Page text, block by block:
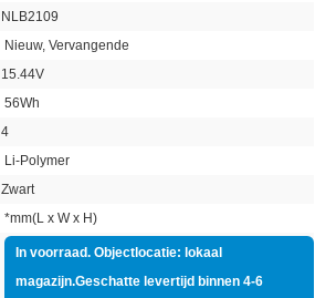
NLB2109
Nieuw, Vervangende
15.44V
56Wh
4
Li-Polymer
Zwart
*mm(L x W x H)
In voorraad. Objectlocatie: lokaal
magazijn.Geschatte levertijd binnen 4-6